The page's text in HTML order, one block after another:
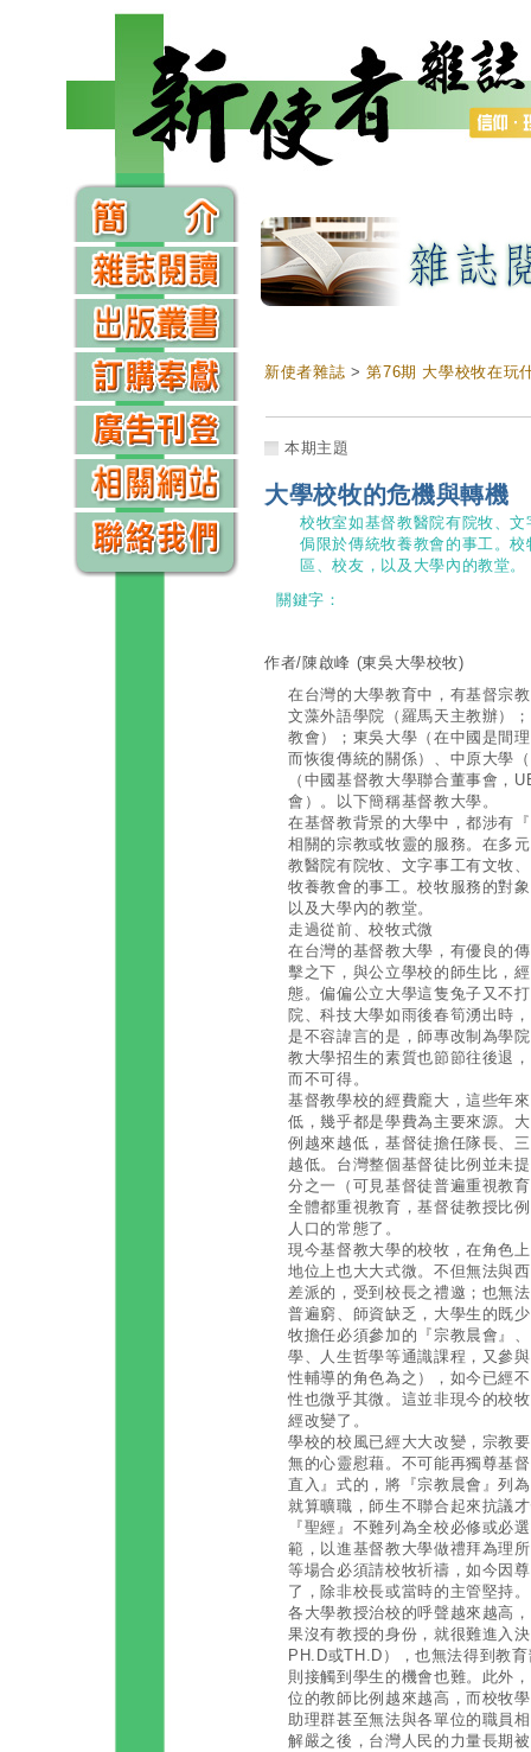
新使者雜誌 >第76期 大學校牧在玩
本期主題
大學校牧的危機與轉機
校牧室如基督教醫院有院牧、
侷限於傳統牧養教會的事工。
區、校友，以及大學內的教堂。
關鍵字：
作者/陳啟峰 (東吳大學校牧)
在台灣的大學教育中，有基督宗
文藻外語學院（羅馬天主教辦）
教會）；東吳大學（在中國是間
而恢復傳統的關係）、中原大學
（中國基督教大學聯合董事會，
會）。以下簡稱基督教大學。
在基督教背景的大學中，都涉有
相關的宗教或牧靈的服務。在多
教醫院有院牧、文字事工有文牧
牧養教會的事工。校牧服務的對
以及大學內的教堂。
走過從前、校牧式微
在台灣的基督教大學，有優良的
擊之下，與公立學校的師生比，
態。偏偏公立大學這隻兔子又不
院、科技大學如雨後春筍湧出時
是不容諱言的是，師專改制為學
教大學招生的素質也節節往後退
而不可得。
基督教學校的經費龐大，這些年
低，幾乎都是學費為主要來源。
例越來越低，基督徒擔任隊長、
越低。台灣整個基督徒比例並未
分之一（可見基督徒普遍重視教
全體都重視教育，基督徒教授比
人口的常態了。
現今基督教大學的校牧，在角色
地位上也大大式微。不但無法與
差派的，受到校長之禮邀；也無
普遍窮、師資缺乏，大學生的既
牧擔任必須參加的『宗教晨會』
學、人生哲學等通識課程，又參
性輔導的角色為之），如今已經
性也微乎其微。這並非現今的校
經改變了。
學校的校風已經大大改變，宗教
無的心靈慰藉。不可能再獨尊基
直入』式的，將『宗教晨會』列
就算曠職，師生不聯合起來抗議
『聖經』不難列為全校必修或必
範，以進基督教大學做禮拜為理
等場合必須請校牧祈禱，如今因
了，除非校長或當時的主管堅持。
各大學教授治校的呼聲越來越高
果沒有教授的身份，就很難進入
PH.D或TH.D），也無法得到教
則接觸到學生的機會也難。此外
位的教師比例越來越高，而校牧
助理群甚至無法與各單位的職員
解嚴之後，台灣人民的力量長期